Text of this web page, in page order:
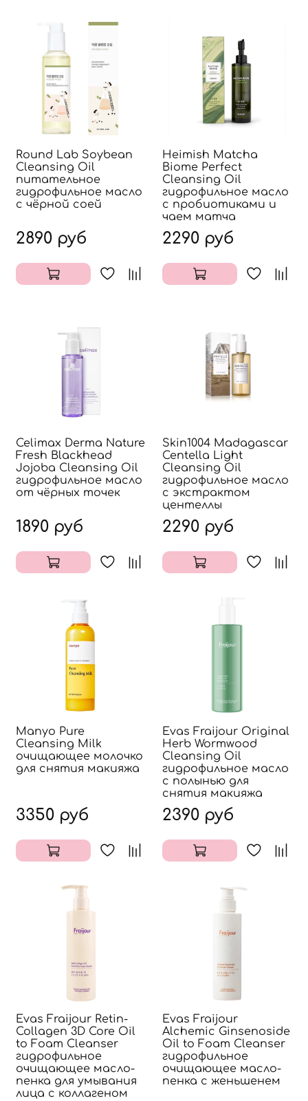
Round Lab Soybean
Cleansing Oil
питательное
гидрофильное масло
с чёрной соей
2890 руб
Heimish Matcha
Biome Perfect
Cleansing Oil
гидрофильное масло
с пробиотиками и
чаем матча
2290 руб
Celimax Derma Nature
Fresh Blackhead
Jojoba Cleansing Oil
гидрофильное масло
от чёрных точек
1890 руб
Skin1004 Madagascar
Centella Light
Cleansing Oil
гидрофильное масло
с экстрактом
центеллы
2290 руб
Manyo Pure
Cleansing Milk
очищающее молочко
для снятия макияжа
3350 руб
Evas Fraijour Original
Herb Wormwood
Cleansing Oil
гидрофильное масло
с полынью для
снятия макияжа
2390 руб
Evas Fraijour Retin-
Collagen 3D Core Oil
to Foam Cleanser
гидрофильное
очищающее масло-
пенка для умывания
лица с коллагеном
Evas Fraijour
Alchemic Ginsenoside
Oil to Foam Cleanser
гидрофильное
очищающее масло-
пенка с женьшенем